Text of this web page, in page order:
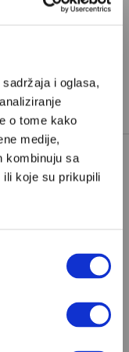
i oglasa,
o tome kako
medije,
kombinuju sa
koje su prikupili
priča
JAN ŠEJNA
PROLEĆE